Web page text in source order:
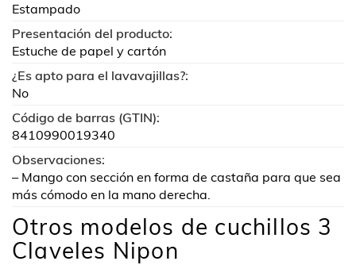
Estampado
Presentación del producto:
Estuche de papel y cartón
¿Es apto para el lavavajillas?:
No
Código de barras (GTIN):
8410990019340
Observaciones:
– Mango con sección en forma de castaña para que sea
más cómodo en la mano derecha.
Otros modelos de cuchillos 3
Claveles Nipon